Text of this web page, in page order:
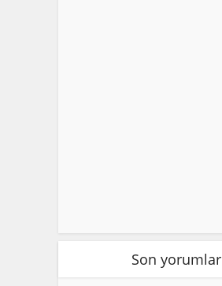
Son yorumlar